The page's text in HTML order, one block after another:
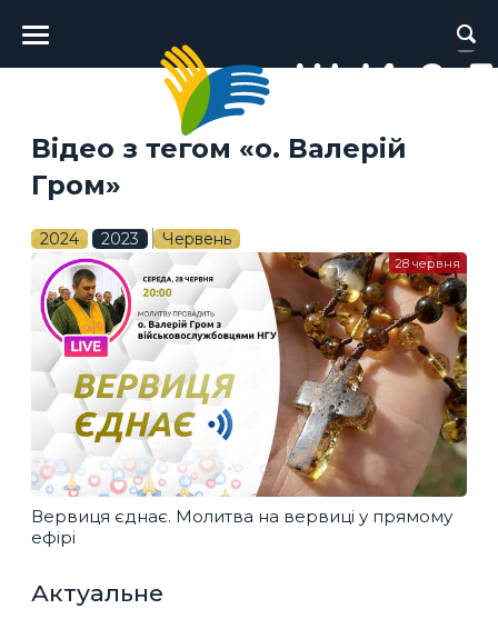
Головне
меню
Відео з тегом «о. Валерій
Гром»
2024 2023 Червень
Вервиця єднає. Молитва на вервиці у прямому
ефірі
28 червня
Актуальне